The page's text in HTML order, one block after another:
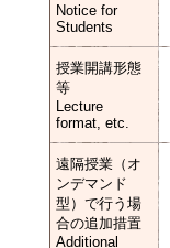
Notice for
Students
授業開講形態
等
Lecture
format, etc.
遠隔授業（オ
ンデマンド
型）で行う場
合の追加措置
Additional